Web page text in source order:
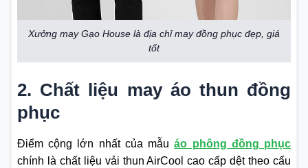
Xưởng may Gạo House là địa chỉ may đồng phục đẹp, giá
tốt
2. Chất liệu may áo thun đồng
phục
Điểm cộng lớn nhất của mẫuáo phông đồng phục
chính là chất liệu vải thun AirCool cao cấp dệt theo cấu